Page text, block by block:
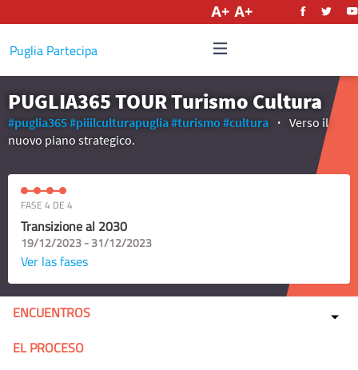
Puglia Partecipa
PUGLIA365 TOUR Turismo Cultura
#puglia365#piiilculturapuglia#turismo #cultura
Verso il
nuovo piano strategico.
FASE 4 DE 4
Transizione al 2030
19/12/2023 - 31/12/2023
Ver las fases
ENCUENTROS
EL PROCESO